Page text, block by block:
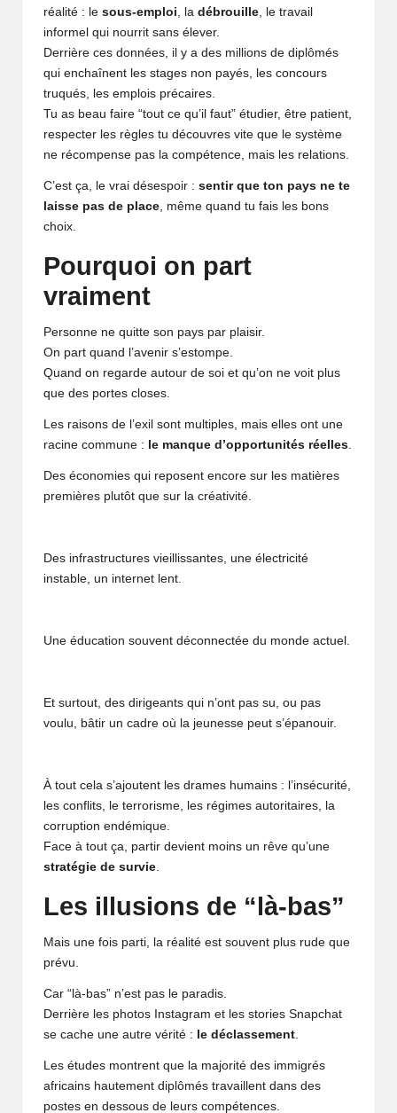
réalité : le sous-emploi, la débrouille, le travail
informel qui nourrit sans élever.
Derrière ces données, il y a des millions de diplômés
qui enchaînent les stages non payés, les concours
truqués, les emplois précaires.
Tu as beau faire “tout ce qu’il faut” étudier, être patient,
respecter les règles tu découvres vite que le système
ne récompense pas la compétence, mais les relations.
C’est ça, le vrai désespoir : sentir que ton pays ne te
laisse pas de place, même quand tu fais les bons
choix.
Pourquoi on part
vraiment
Personne ne quitte son pays par plaisir.
On part quand l’avenir s’estompe.
Quand on regarde autour de soi et qu’on ne voit plus
que des portes closes.
Les raisons de l’exil sont multiples, mais elles ont une
racine commune : le manque d’opportunités réelles.
Des économies qui reposent encore sur les matières
premières plutôt que sur la créativité.
Des infrastructures vieillissantes, une électricité
instable, un internet lent.
Une éducation souvent déconnectée du monde actuel.
Et surtout, des dirigeants qui n’ont pas su, ou pas
voulu, bâtir un cadre où la jeunesse peut s’épanouir.
À tout cela s’ajoutent les drames humains : l’insécurité,
les conflits, le terrorisme, les régimes autoritaires, la
corruption endémique.
Face à tout ça, partir devient moins un rêve qu’une
stratégie de survie.
Les illusions de “là-bas”
Mais une fois parti, la réalité est souvent plus rude que
prévu.
Car “là-bas” n’est pas le paradis.
Derrière les photos Instagram et les stories Snapchat
se cache une autre vérité : le déclassement.
Les études montrent que la majorité des immigrés
africains hautement diplômés travaillent dans des
postes en dessous de leurs compétences.